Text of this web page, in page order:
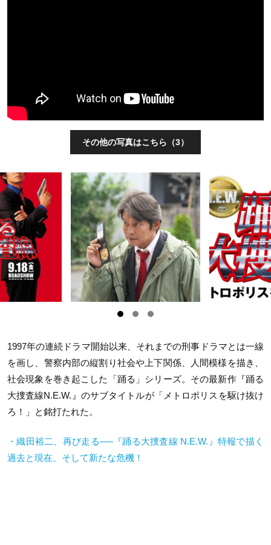
その他の写真はこちら（3）
1997年の連続ドラマ開始以来、それまでの刑事ドラマとは一線
を画し、警察内部の縦割り社会や上下関係、人間模様を描き、
社会現象を巻き起こした「踊る」シリーズ。その最新作『踊る
大捜査線N.E.W.』のサブタイトルが「メトロポリスを駆け抜け
ろ！」と銘打たれた。
・織田裕二、再び走る──『踊る大捜査線 N.E.W.』特報で描く
過去と現在、そして新たな危機！